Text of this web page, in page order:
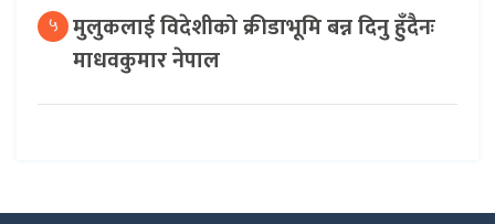
५ मुलुकलाई विदेशीको क्रीडाभूमि बन्न दिनु हुँदैनः
माधवकुमार नेपाल